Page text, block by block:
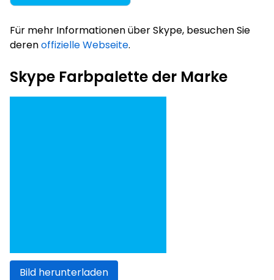
Für mehr Informationen über Skype, besuchen Sie
derenoffizielle Webseite.
Skype Farbpalette der Marke
Bild herunterladen